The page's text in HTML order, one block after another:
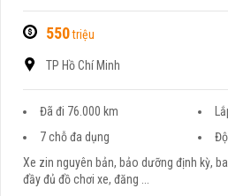
550triệu
TP Hồ Chí Minh
Đã đi 76.000 km
7 chỗ đa dụng
Xe zin nguyên bản, bảo dưỡng định kỳ,
đầy đủ đồ chơi xe, đăng ...